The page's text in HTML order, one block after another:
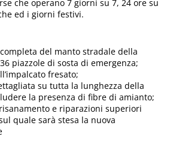
che operano 7 giorni su 7, 24 ore su
ed i giorni festivi.
del manto stradale della
piazzole di sosta di emergenza;
fresato;
su tutta la lunghezza della
la presenza di fibre di amianto;
e riparazioni superiori
quale sarà stesa la nuova